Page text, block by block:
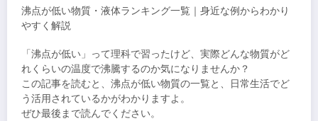
沸点が低い物質・液体ランキング一覧｜身近な例からわかり
やすく解説
「沸点が低い」って理科で習ったけど、実際どんな物質がど
れくらいの温度で沸騰するのか気になりませんか？
この記事を読むと、沸点が低い物質の一覧と、日常生活でど
う活用されているかがわかりますよ。
ぜひ最後まで読んでください。